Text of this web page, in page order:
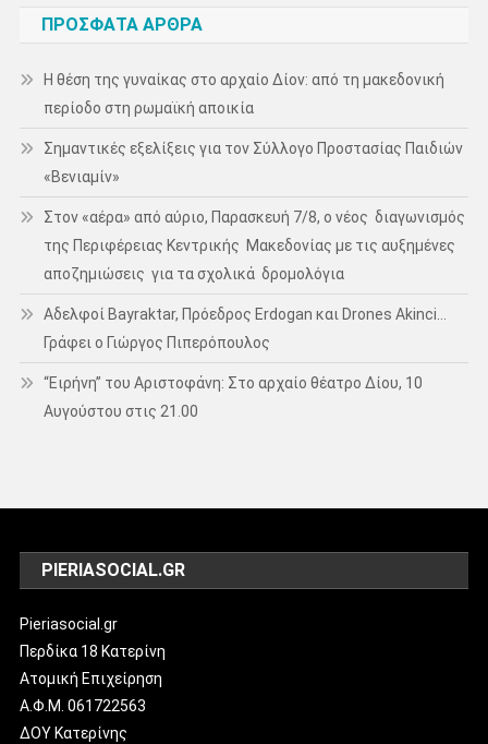
ΠΡΌΣΦΑΤΑ ΆΡΘΡΑ
Η θέση της γυναίκας στο αρχαίο Δίον: από τη μακεδονική
περίοδο στη ρωμαϊκή αποικία
Σημαντικές εξελίξεις για τον Σύλλογο Προστασίας Παιδιών
«Βενιαμίν»
Στον «αέρα» από αύριο, Παρασκευή 7/8, ο νέος διαγωνισμός
της Περιφέρειας Κεντρικής Μακεδονίας με τις αυξημένες
αποζημιώσεις για τα σχολικά δρομολόγια
Αδελφοί Bayraktar, Πρόεδρος Erdogan και Drones Akinci…
Γράφει ο Γιώργος Πιπερόπουλος
“Ειρήνη” του Αριστοφάνη: Στο αρχαίο θέατρο Δίου, 10
Αυγούστου στις 21.00
PIERIASOCIAL.GR
Pieriasocial.gr
Περδίκα 18 Κατερίνη
Ατομική Επιχείρηση
Α.Φ.Μ. 061722563
ΔΟΥ Κατερίνης